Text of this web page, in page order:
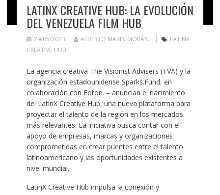
LATINX CREATIVE HUB: LA EVOLUCIÓN
DEL VENEZUELA FILM HUB
29/05/2023 ALBERTO MARÍN MORÁN
LATINX
CREATIVE HUB
La agencia creativa The Visionist Advisers (TVA) y la
organización estadounidense Sparks.Fund, en
colaboración con Foton. – anuncian el nacimiento
del LatinX Creative Hub, una nueva plataforma para
proyectar el talento de la región en los mercados
más relevantes. La iniciativa busca contar con el
apoyo de empresas, marcas y organizaciones
comprometidas en crear puentes entre el talento
latinoamericano y las oportunidades existentes a
nivel mundial.
LatinX Creative Hub impulsa la conexión y